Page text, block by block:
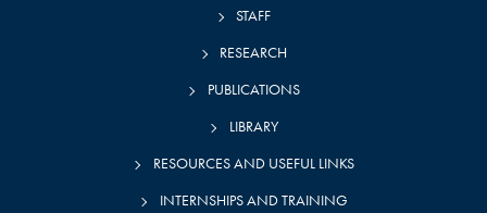
STAFF
RESEARCH
PUBLICATIONS
LIBRARY
RESOURCES AND USEFUL LINKS
INTERNSHIPS AND TRAINING